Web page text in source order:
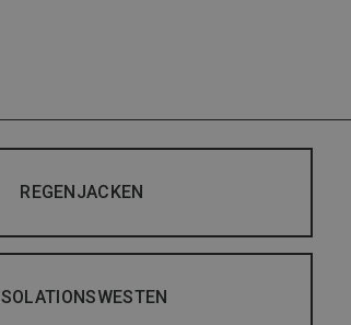
REGENJACKEN
ISOLATIONSWESTEN